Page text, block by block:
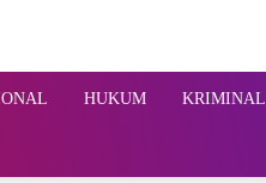
HUKUM KRIMINAL